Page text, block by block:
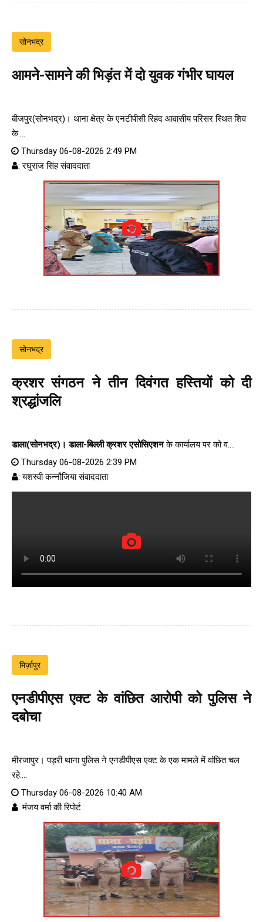
सोनभद्र
आमने-सामने की भिड़ंत में दो युवक गंभीर घायल
बीजपुर(सोनभद्र)। थाना क्षेत्र के एनटीपीसी रिहंद आवासीय परिसर स्थित शिव
के....
Thursday 06-08-2026 2:49 PM
: रघुराज सिंह संवाददाता
सोनभद्र
क्रशर संगठन ने तीन दिवंगत हस्तियों को दी
श्रद्धांजलि
डाला(सोनभद्र)। डाला-बिल्ली क्रशर एसोसिएशनके कार्यालय पर को व....
Thursday 06-08-2026 2:39 PM
: यशस्वी कन्नौजिया संवाददाता
मिर्ज़ापुर
एनडीपीएस एक्ट के वांछित आरोपी को पुलिस ने
दबोचा
मीरजापुर। पड़री थाना पुलिस ने एनडीपीएस एक्ट के एक मामले में वांछित चल
रहे....
Thursday 06-08-2026 10:40 AM
: मंजय वर्मा की रिपोर्ट